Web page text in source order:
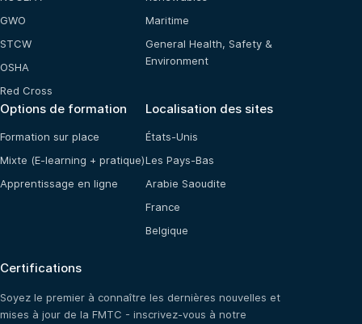
GWO
STCW
OSHA
Red Cross
Maritime
General Health, Safety &
Environment
Options de formation
Formation sur place
Mixte (E-learning + pratique)
Apprentissage en ligne
Localisation des sites
États-Unis
Les Pays-Bas
Arabie Saoudite
France
Belgique
Certifications
Soyez le premier à connaître les dernières nouvelles et
mises à jour de la FMTC - inscrivez-vous à notre